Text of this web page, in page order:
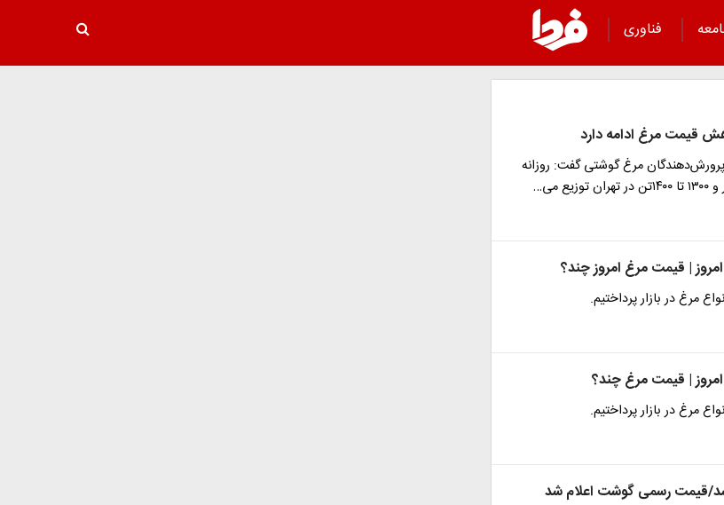
فناوری
قیمت مرغ ادامه دارد
مرغ گوشتی گفت: روزانه
| قیمت مرغ امروز چند؟
مرغ در بازار پرداختیم.
| قیمت مرغ چند؟
مرغ در بازار پرداختیم.
قیمت رسمی گوشت اعلام شد